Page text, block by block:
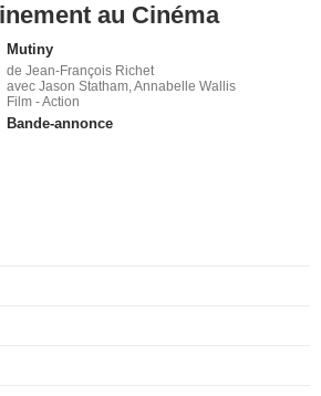
au Cinéma
Mutiny
de Jean-François Richet
avec Jason Statham, Annabelle Wallis
Film - Action
Bande-annonce